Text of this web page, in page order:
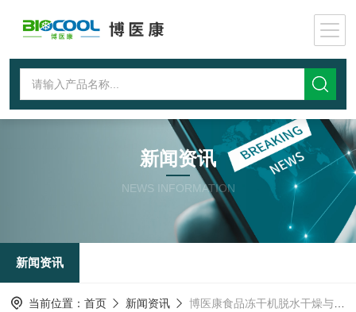
新闻资讯
NEWS INFORMATION
新闻资讯
当前位置： 首页 新闻资讯 博医康食品冻干机脱水干燥与冻干比较